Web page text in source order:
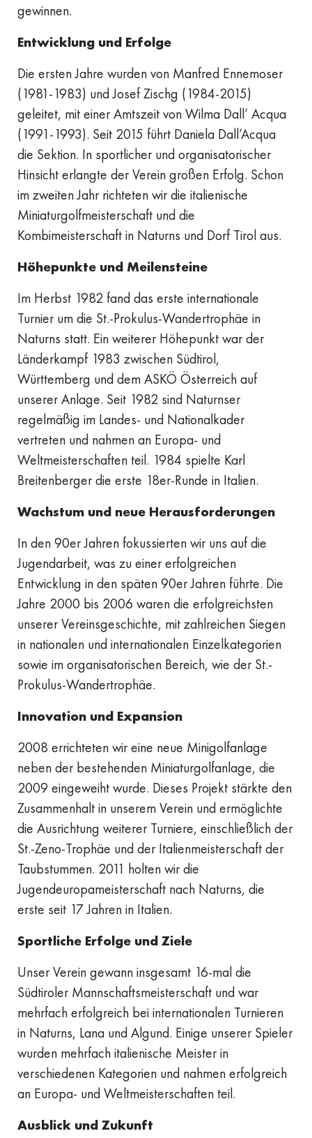
gewinnen.
Entwicklung und Erfolge
Die ersten Jahre wurden von Manfred Ennemoser
(1981-1983) und Josef Zischg (1984-2015)
geleitet, mit einer Amtszeit von Wilma Dall’ Acqua
(1991-1993). Seit 2015 führt Daniela Dall’Acqua
die Sektion. In sportlicher und organisatorischer
Hinsicht erlangte der Verein großen Erfolg. Schon
im zweiten Jahr richteten wir die italienische
Miniaturgolfmeisterschaft und die
Kombimeisterschaft in Naturns und Dorf Tirol aus.
Höhepunkte und Meilensteine
Im Herbst 1982 fand das erste internationale
Turnier um die St.-Prokulus-Wandertrophäe in
Naturns statt. Ein weiterer Höhepunkt war der
Länderkampf 1983 zwischen Südtirol,
Württemberg und dem ASKÖ Österreich auf
unserer Anlage. Seit 1982 sind Naturnser
regelmäßig im Landes- und Nationalkader
vertreten und nahmen an Europa- und
Weltmeisterschaften teil. 1984 spielte Karl
Breitenberger die erste 18er-Runde in Italien.
Wachstum und neue Herausforderungen
In den 90er Jahren fokussierten wir uns auf die
Jugendarbeit, was zu einer erfolgreichen
Entwicklung in den späten 90er Jahren führte. Die
Jahre 2000 bis 2006 waren die erfolgreichsten
unserer Vereinsgeschichte, mit zahlreichen Siegen
in nationalen und internationalen Einzelkategorien
sowie im organisatorischen Bereich, wie der St.-
Prokulus-Wandertrophäe.
Innovation und Expansion
2008 errichteten wir eine neue Minigolfanlage
neben der bestehenden Miniaturgolfanlage, die
2009 eingeweiht wurde. Dieses Projekt stärkte den
Zusammenhalt in unserem Verein und ermöglichte
die Ausrichtung weiterer Turniere, einschließlich der
St.-Zeno-Trophäe und der Italienmeisterschaft der
Taubstummen. 2011 holten wir die
Jugendeuropameisterschaft nach Naturns, die
erste seit 17 Jahren in Italien.
Sportliche Erfolge und Ziele
Unser Verein gewann insgesamt 16-mal die
Südtiroler Mannschaftsmeisterschaft und war
mehrfach erfolgreich bei internationalen Turnieren
in Naturns, Lana und Algund. Einige unserer Spieler
wurden mehrfach italienische Meister in
verschiedenen Kategorien und nahmen erfolgreich
an Europa- und Weltmeisterschaften teil.
Ausblick und Zukunft